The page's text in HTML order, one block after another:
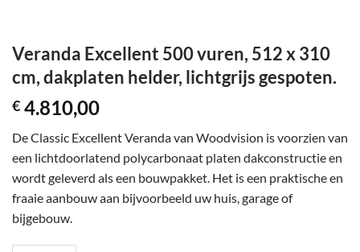
Veranda Excellent 500 vuren, 512 x 310
cm, dakplaten helder, lichtgrijs gespoten.
€ 4.810,00
De Classic Excellent Veranda van Woodvision is voorzien van
een lichtdoorlatend polycarbonaat platen dakconstructie en
wordt geleverd als een bouwpakket. Het is een praktische en
fraaie aanbouw aan bijvoorbeeld uw huis, garage of
bijgebouw.